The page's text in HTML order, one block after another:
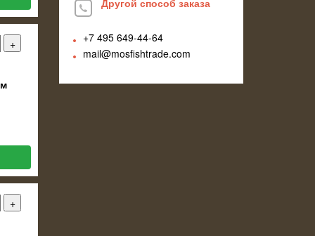
Другой способ заказа
+7 495649-44-64
mail@mosfishtrade.com